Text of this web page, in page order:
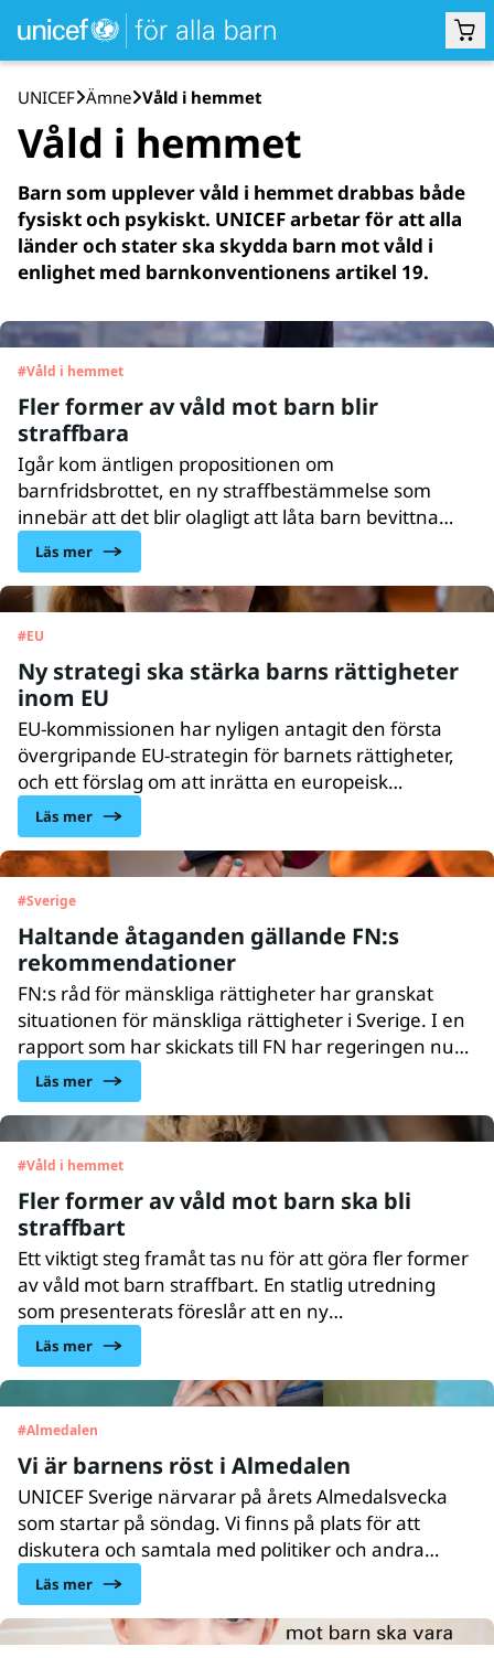
UNICEF Ämne Våld i hemmet
Våld i hemmet
Barn som upplever våld i hemmet drabbas både
fysiskt och psykiskt. UNICEF arbetar för att alla
länder och stater ska skydda barn mot våld i
enlighet med barnkonventionens artikel 19.
#Våld i hemmet
Fler former av våld mot barn blir
straffbara
Igår kom äntligen propositionen om
barnfridsbrottet, en ny straffbestämmelse som
innebär att det blir olagligt att låta barn bevittna
våld i hemmet. Det nya lagförslaget är ett viktigt
steg för att stärka barns rättigheter och göra fler
former av våld mot barn straffbara.
Läs mer
#EU
Ny strategi ska stärka barns rättigheter
inom EU
EU-kommissionen har nyligen antagit den första
övergripande EU-strategin för barnets rättigheter,
och ett förslag om att inrätta en europeisk
barngaranti. Vad innebär detta mer konkret och
vad får det för inverkan på barn i EU? Karin Ödquist
Drackner, program- och påverkanschef för UNICEF
Läs mer
#Sverige
Haltande åtaganden gällande FN:s
rekommendationer
FN:s råd för mänskliga rättigheter har granskat
situationen för mänskliga rättigheter i Sverige. I en
rapport som har skickats till FN har regeringen nu
tagit ställning till rekommendationerna. UNICEF
Sverige tycker att det är beklagligt att regeringen
inte accepterat barns rätt att klaga till
FN:s barnrättskommitté.
Läs mer
#Våld i hemmet
Fler former av våld mot barn ska bli
straffbart
Ett viktigt steg framåt tas nu för att göra fler former
av våld mot barn straffbart. En statlig utredning
som presenterats föreslår att en ny
straffbestämmelse, barnfridsbrottet, ska införas
som gör det olagligt att låta barn bevittna våld i
hemmet. Idag skickar vi in vårt remissvar på
också en del rättsliga dilemman där barnets
rättigheter får ge vika för rättsliga grundprinciper.
Läs mer
#Almedalen
Vi är barnens röst i Almedalen
UNICEF Sverige närvarar på årets Almedalsvecka
som startar på söndag. Vi finns på plats för att
diskutera och samtala med politiker och andra
viktiga beslutsfattare kring
angelägna barnrättsfrågor.
Läs mer